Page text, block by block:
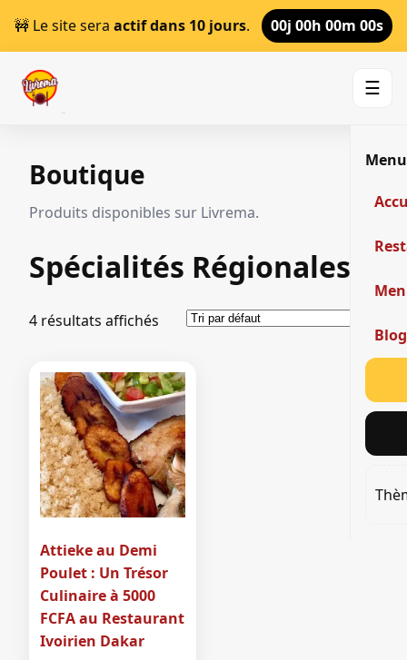
🚧 Le site sera actif dans 10 jours. 00j 00h 00m 00s
☰
Menu
Blog
Boutique
Produits disponibles sur Livrema.
Spécialités Régionales
4 résultats affichés
Attieke au Demi
Poulet : Un Trésor
Culinaire à 5000
FCFA au Restaurant
Ivoirien Dakar